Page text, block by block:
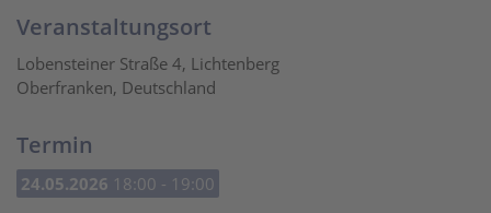
Veranstaltungsort
Lobensteiner Straße 4, Lichtenberg
Oberfranken, Deutschland
Termin
24.05.2026 18:00 - 19:00